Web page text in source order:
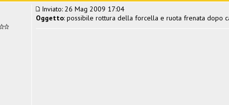
Inviato: 26 Mag 2009 17:04
Oggetto: possibile rottura della forcella e ruota frenata dopo